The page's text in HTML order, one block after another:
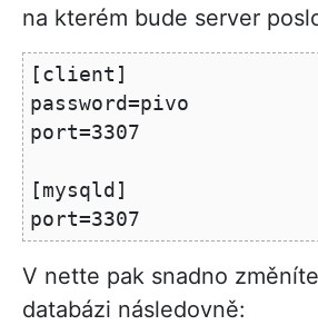
na kterém bude server
[client]
password=pivo
port=3307
[mysqld]
V nette pak snadno
databázi následovně: